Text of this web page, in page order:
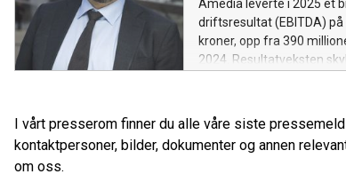
Amedia leverte i 2025 et
driftsresultat (EBITDA)
kroner, opp fra 390
2024. Resultatveksten
abonnementsvekst, god
annonseutvikling og
papirprodukter i den
I vårt presserom finner du alle våre siste
kontaktpersoner, bilder, dokumenter og annen
om oss.